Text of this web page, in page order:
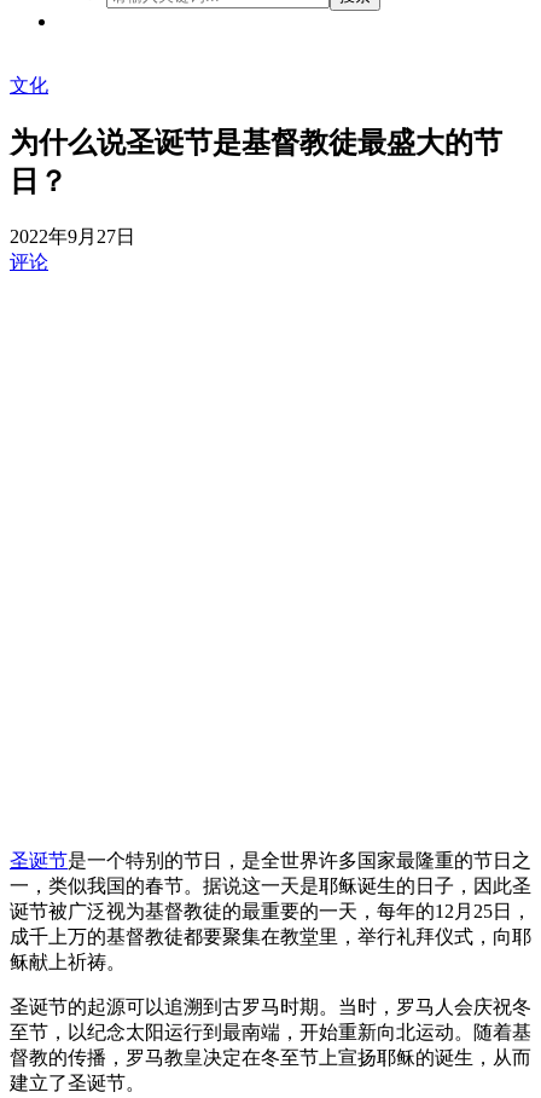
文化
为什么说圣诞节是基督教徒最盛大的节
日？
2022年9月27日
评论
圣诞节是一个特别的节日，是全世界许多国家最隆重的节日之
一，类似我国的春节。据说这一天是耶稣诞生的日子，因此圣
诞节被广泛视为基督教徒的最重要的一天，每年的12月25日，
成千上万的基督教徒都要聚集在教堂里，举行礼拜仪式，向耶
稣献上祈祷。
圣诞节的起源可以追溯到古罗马时期。当时，罗马人会庆祝冬
至节，以纪念太阳运行到最南端，开始重新向北运动。随着基
督教的传播，罗马教皇决定在冬至节上宣扬耶稣的诞生，从而
建立了圣诞节。